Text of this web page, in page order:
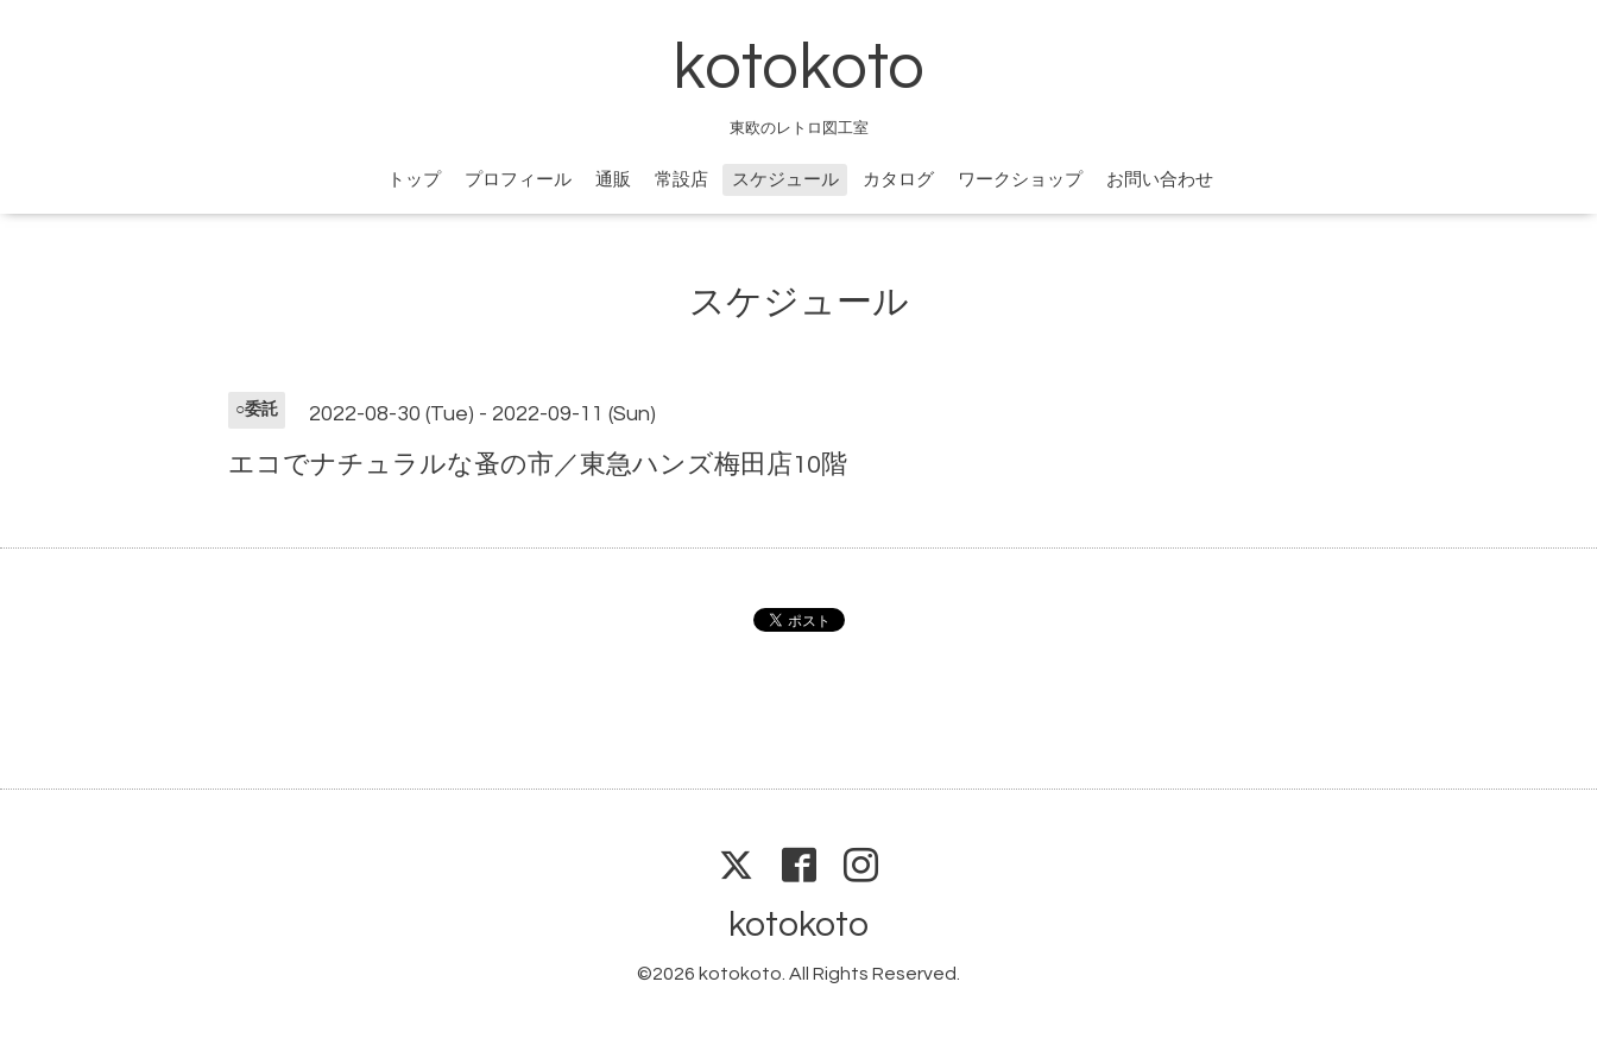
kotokoto
東欧のレトロ図工室
トップ プロフィール 通販 常設店 スケジュール カタログ ワークショップ お問い合わせ
スケジュール
○委託 2022-08-30 (Tue) - 2022-09-11 (Sun)
エコでナチュラルな蚤の市／東急ハンズ梅田店10階
kotokoto
©2026 kotokoto . All Rights Reserved.